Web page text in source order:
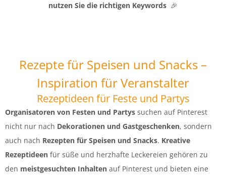
nutzen Sie die richtigen Keywords 🎉
Rezepte für Speisen und Snacks –
Inspiration für Veranstalter
Rezeptideen für Feste und Partys
Organisatoren von Festen und Partys suchen auf Pinterest
nicht nur nach Dekorationen und Gastgeschenken, sondern
auch nach Rezepten für Speisen und Snacks. Kreative
Rezeptideen für süße und herzhafte Leckereien gehören zu
den meistgesuchten Inhalten auf Pinterest und bieten eine